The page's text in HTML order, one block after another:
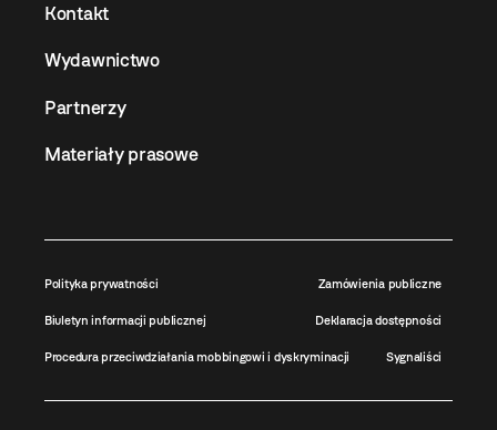
Kontakt
Wydawnictwo
Partnerzy
Materiały prasowe
Polityka prywatności Zamówienia publiczne
Biuletyn informacji publicznej Deklaracja dostępności
Procedura przeciwdziałania mobbingowi i dyskryminacji Sygnaliści